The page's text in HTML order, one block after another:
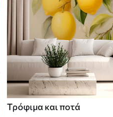
Τρόφιμα και ποτά